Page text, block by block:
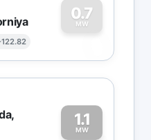
0.7
MW
0
1.1
MW